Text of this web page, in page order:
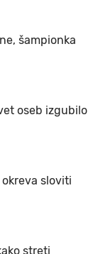
šampionka
oseb izgubilo
sloviti
streti